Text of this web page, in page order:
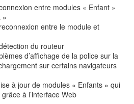
entre modules « Enfant »
»
entre le module et
du routeur
d’affichage de la police sur la
sur certains navigateurs
à jour de modules « Enfants » qui
à l’interface Web